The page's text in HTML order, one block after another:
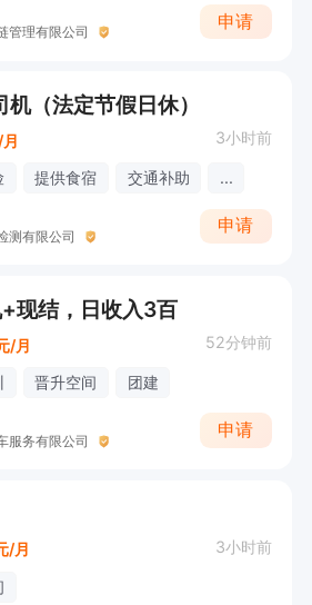
管理有限公司
申请
（法定节假日休）
3小时前
提供食宿 交通补助 ...
测有限公司
申请
现结，日收入3百
/月 52分钟前
晋升空间 团建
服务有限公司
申请
/月 3小时前